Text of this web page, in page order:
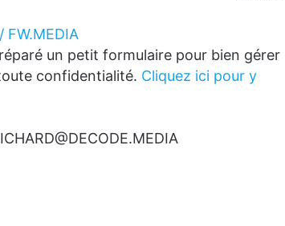
FW.MEDIA
un petit formulaire pour bien gérer
confidentialité. Cliquez ici pour y